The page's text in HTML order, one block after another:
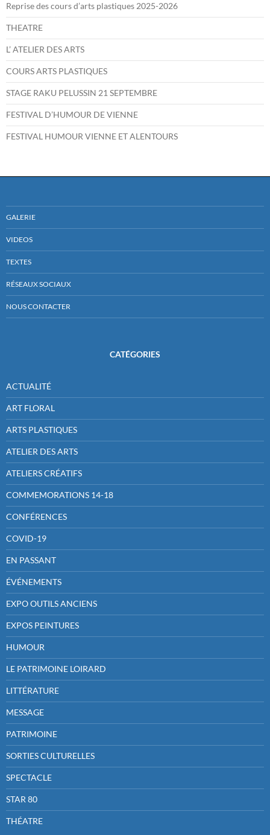
Reprise des cours d’arts plastiques 2025-2026
THEATRE
L’ ATELIER DES ARTS
COURS ARTS PLASTIQUES
STAGE RAKU PELUSSIN 21 SEPTEMBRE
FESTIVAL D’HUMOUR DE VIENNE
FESTIVAL HUMOUR VIENNE ET ALENTOURS
GALERIE
VIDEOS
TEXTES
RÉSEAUX SOCIAUX
NOUS CONTACTER
CATÉGORIES
ACTUALITÉ
ART FLORAL
ARTS PLASTIQUES
ATELIER DES ARTS
ATELIERS CRÉATIFS
COMMEMORATIONS 14-18
CONFÉRENCES
COVID-19
EN PASSANT
ÉVÉNEMENTS
EXPO OUTILS ANCIENS
EXPOS PEINTURES
HUMOUR
LE PATRIMOINE LOIRARD
LITTÉRATURE
MESSAGE
PATRIMOINE
SORTIES CULTURELLES
SPECTACLE
STAR 80
THÉATRE